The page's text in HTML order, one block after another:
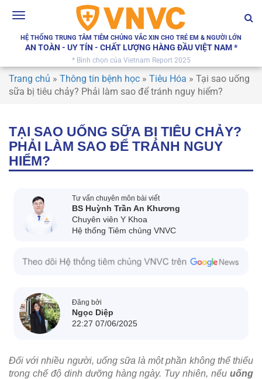
Toggle
HỆ THỐNG TRUNG TÂM TIÊM CHỦNG VẮC XIN CHO TRẺ EM & NGƯỜI LỚN
AN TOÀN - UY TÍN - CHẤT LƯỢNG HÀNG ĐẦU VIỆT NAM *
* Bình chọn của Vietnam Report 2025
Trang chủ » Thông tin bệnh học » Tiêu Hóa » Tại sao uống
sữa bị tiêu chảy? Phải làm sao để tránh nguy hiểm?
TẠI SAO UỐNG SỮA BỊ TIÊU CHẢY?
PHẢI LÀM SAO ĐỂ TRÁNH NGUY
HIỂM?
Tư vấn chuyên môn bài viết
BS Huỳnh Trần An Khương
Chuyên viên Y Khoa
Hệ thống Tiêm chủng VNVC
Đăng bởi
Ngọc Diệp
22:27 07/06/2025
Đối với nhiều người, uống sữa là một phần không thể thiếu
trong chế độ dinh dưỡng hàng ngày. Tuy nhiên, nếu uống